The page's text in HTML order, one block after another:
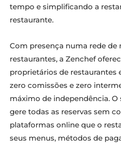
tempo e simplificando a
restaurante.
Com presença numa rede de
restaurantes, a Zenchef
proprietários de restaurantes
zero comissões e zero
máximo de independência.
gere todas as reservas sem
plataformas online que o
seus menus, métodos de